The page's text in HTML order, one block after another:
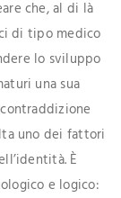
che, al di là
di tipo medico
lo sviluppo
una sua
uno dei fattori
È
e logico: